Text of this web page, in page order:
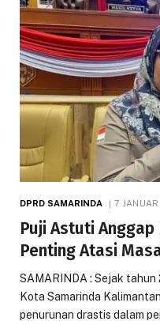
DPRD SAMARINDA 7
Puji Astuti
Penting Atasi
SAMARINDA : Sejak
Kota Samarinda
penurunan drastis dalam